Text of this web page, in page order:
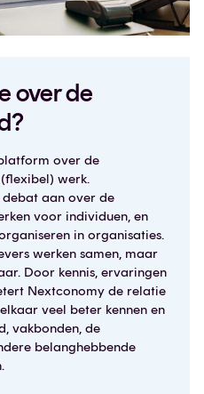
over de
over de
werk.
aan over de
voor individuen, en
in organisaties.
werken samen, maar
Door kennis, ervaringen
Nextconomy de relatie
veel beter kennen en
vakbonden, de
belanghebbende